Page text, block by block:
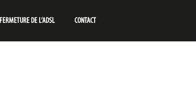
FERMETURE DE L’ADSL CONTACT